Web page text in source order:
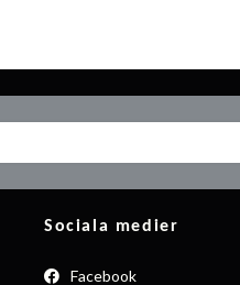
Sociala medier
Facebook